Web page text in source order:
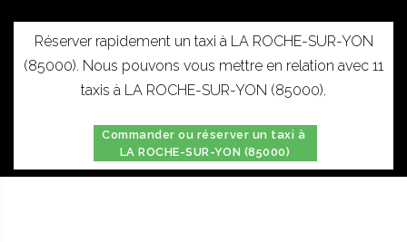
Réserver rapidement un taxi à LA ROCHE-SUR-YON
(85000). Nous pouvons vous mettre en relation avec 11
taxis à LA ROCHE-SUR-YON (85000).
Commander ou réserver un taxi à
LA ROCHE-SUR-YON (85000)